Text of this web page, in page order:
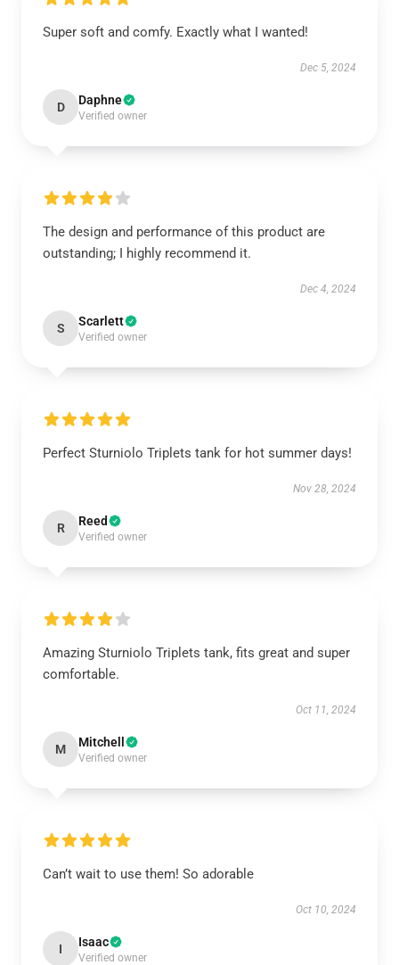
Super soft and comfy. Exactly what I wanted!
Dec 5, 2024
D Daphne
Verified owner
The design and performance of this product are
outstanding; I highly recommend it.
Dec 4, 2024
S Scarlett
Verified owner
Perfect Sturniolo Triplets tank for hot summer days!
Nov 28, 2024
R Reed
Verified owner
Amazing Sturniolo Triplets tank, fits great and super
comfortable.
Oct 11, 2024
M Mitchell
Verified owner
Can’t wait to use them! So adorable
Oct 10, 2024
I Isaac
Verified owner